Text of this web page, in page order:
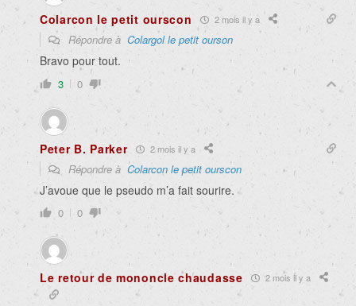
Colarcon le petit ourscon 2 mois il y a
Répondre à Colargol le petit ourson
Bravo pour tout.
3 0
Peter B. Parker 2 mois il y a
Répondre à Colarcon le petit ourscon
J’avoue que le pseudo m’a fait sourire.
0 0
Le retour de mononcle chaudasse 2 mois il y a